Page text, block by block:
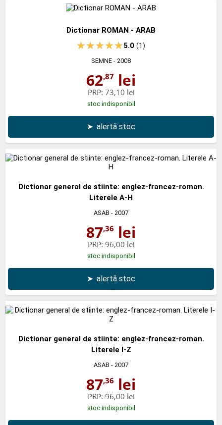
Dictionar ROMAN - ARAB
5.0(1)
SEMNE - 2008
62,87 lei
PRP: 73,10 lei
stoc indisponibil
➤ alertă stoc
Dictionar general de stiinte: englez-francez-roman.
Literele A-H
ASAB - 2007
87,36 lei
PRP: 96,00 lei
stoc indisponibil
➤ alertă stoc
Dictionar general de stiinte: englez-francez-roman.
Literele I-Z
ASAB - 2007
87,36 lei
PRP: 96,00 lei
stoc indisponibil